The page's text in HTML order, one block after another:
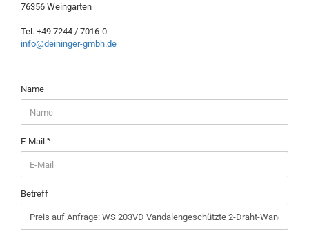
76356 Weingarten
Tel. +49 7244 / 7016-0
info@deininger-gmbh.de
KONTAKT
-
WIR
FREUEN
UNS
AUF
IHRE
NACHRICHT
Name
E-Mail
Betreff